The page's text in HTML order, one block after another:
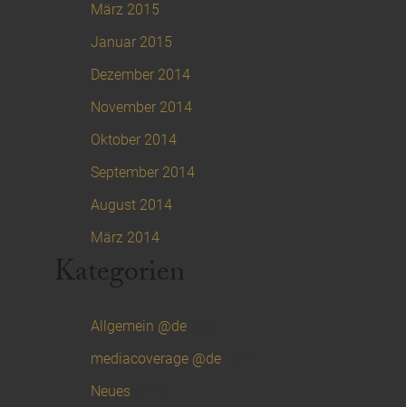
März 2015
Januar 2015
Dezember 2014
November 2014
Oktober 2014
September 2014
August 2014
März 2014
Kategorien
Allgemein @de
mediacoverage @de
Neues